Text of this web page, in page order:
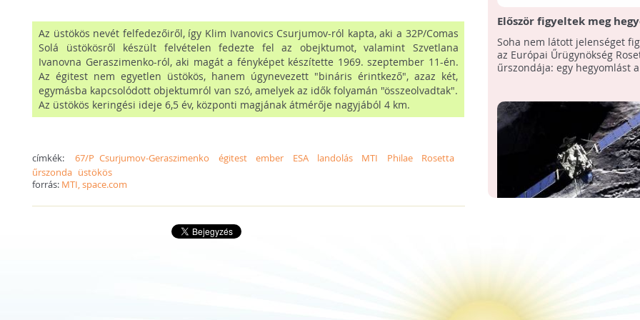
Az üstökös nevét felfedezőiről, így Klim Ivanovics Csurjumov-ról kapta, aki a 32P/Comas
Solá üstökösről készült felvételen fedezte fel az obejktumot, valamint Szvetlana
Ivanovna Geraszimenko-ról, aki magát a fényképet készítette 1969. szeptember 11-én.
Az égitest nem egyetlen üstökös, hanem úgynevezett "bináris érintkező", azaz két,
egymásba kapcsolódott objektumról van szó, amelyek az idők folyamán "összeolvadtak".
Az üstökös keringési ideje 6,5 év, központi magjának átmérője nagyjából 4 km.
címkék: 67/P Csurjumov-Geraszimenko égitest ember ESA landolás MTI Philae
Rosetta
űrszonda üstökös
forrás: MTI, space.com
Először figyeltek meg
üstökösön
Soha nem látott jelenséget
az Európai Űrügynökség
űrszondája: egy hegyomlást